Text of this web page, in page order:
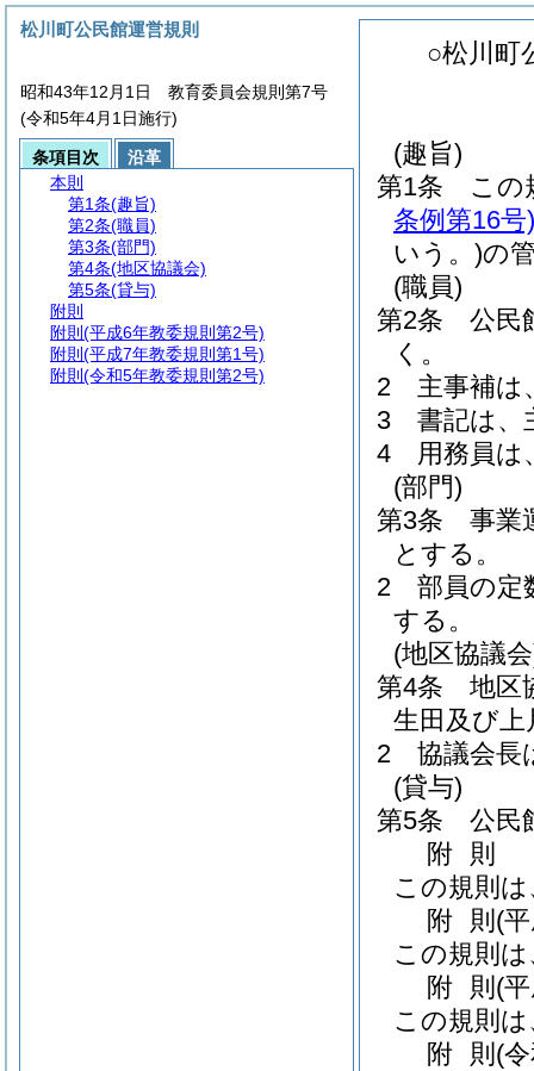
○松川町
(趣旨)
第1条
この
条例第16号)
いう。)の
(職員)
第2条
公民
く。
2
主事補は
3
書記は、
4
用務員は
(部門)
第3条
事業
とする。
2
部員の定
する。
(地区協議
第4条
地区
生田及び
2
協議会長
(貸与)
第5条
公民
附 則
この規則
附 則 (
この規則
附 則 (
この規則
附 則 (
松川町公民館運営規則
昭和43年12月1日 教育委員会規則第7号
(令和5年4月1日施行)
条項目次
沿革
本則
第1条(趣旨)
第2条(職員)
第3条(部門)
第4条(地区協議会)
第5条(貸与)
附則
附則 (平成6年教委規則第2号)
附則 (平成7年教委規則第1号)
附則 (令和5年教委規則第2号)